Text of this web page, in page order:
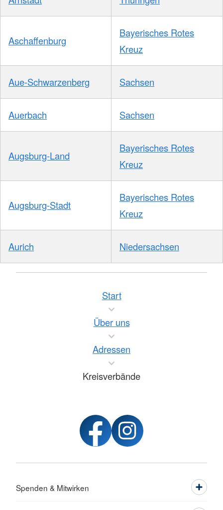
Aschaffenburg
Bayerisches Rotes
Kreuz
Aue-Schwarzenberg Sachsen
Auerbach Sachsen
Augsburg-Land
Bayerisches Rotes
Kreuz
Augsburg-Stadt
Bayerisches Rotes
Kreuz
Aurich Niedersachsen
Start
Über uns
Adressen
Kreisverbände
Spenden & Mitwirken